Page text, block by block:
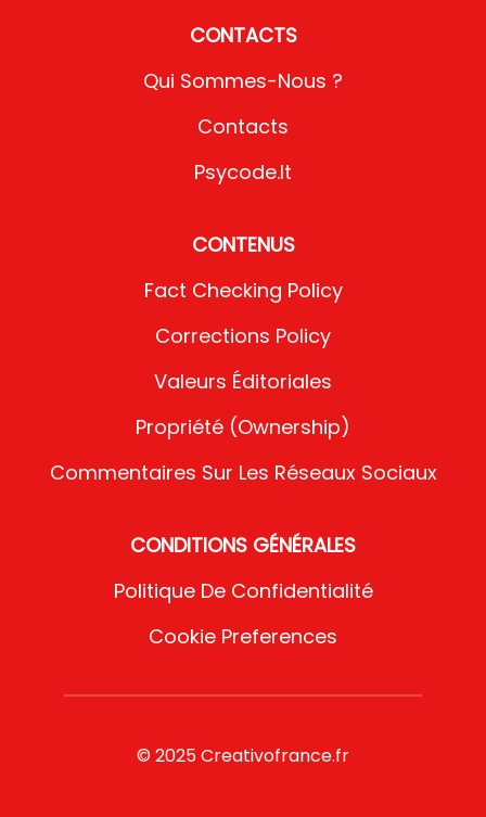
CONTACTS
Qui Sommes-Nous ?
Contacts
Psycode.it
CONTENUS
Fact Checking Policy
Corrections Policy
Valeurs Éditoriales
Propriété (Ownership)
Commentaires Sur Les Réseaux Sociaux
CONDITIONS GÉNÉRALES
Politique De Confidentialité
Cookie Preferences
© 2025 Creativofrance.fr